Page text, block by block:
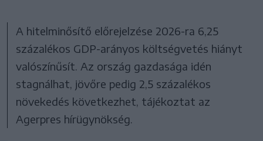
A hitelminősítő előrejelzése 2026-ra 6,25
százalékos GDP-arányos költségvetés hiányt
valószínűsít. Az ország gazdasága idén
stagnálhat, jövőre pedig 2,5 százalékos
növekedés következhet, tájékoztat az
Agerpres hírügynökség.